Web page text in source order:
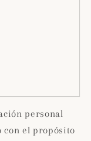
personal
con el propósito